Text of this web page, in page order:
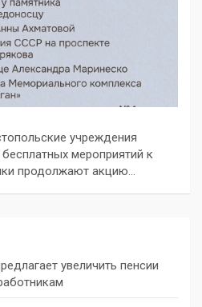
учреждения
мероприятий к
продолжают акцию…
увеличить пенсии